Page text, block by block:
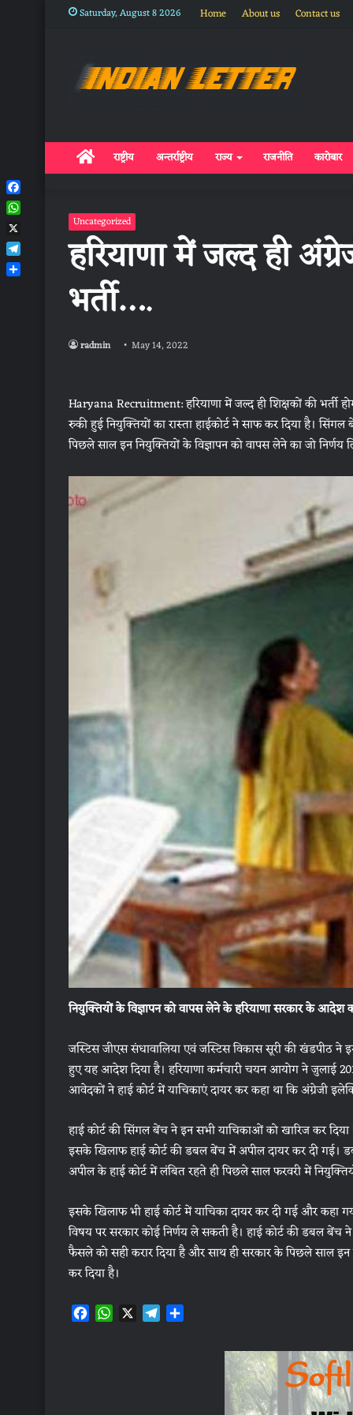
Saturday, August 8 2026 Home About us Contact us
Homeराष्ट्रीय अन्तर्राष्ट्रीय राज्य राजनीति कारोबार
Uncategorized
हरियाणा में जल्‍द ही
भर्ती….
radmin May 14, 2022
Haryana Recruitment: हरियाणा में जल्‍द ही शिक्षकों की भर्ती
रुकी हुई नियुक्तियों का रास्ता हाईकोर्ट ने साफ कर दिया
पिछले साल इन नियुक्तियों के विज्ञापन को वापस लेने का जो निर्णय
नियुक्तियों के विज्ञापन को वापस लेने के हरियाणा सरकार के आदेश
जस्टिस जीएस संधावालिया एवं जस्टिस विकास सूरी की
हुए यह आदेश दिया है। हरियाणा कर्मचारी चयन आयोग ने जुलाई
आवेदकों ने हाई कोर्ट में याचिकाएं दायर कर कहा था कि अंग्रेजी
हाई कोर्ट की सिंगल बेंच ने इन सभी याचिकाओं को खारिज कर
इसके खिलाफ हाई कोर्ट की डबल बेंच में अपील दायर कर दी गई।
अपील के हाई कोर्ट में लंबित रहते ही पिछले साल फरवरी में
इसके खिलाफ भी हाई कोर्ट में याचिका दायर कर दी गई और कहा
विषय पर सरकार कोई निर्णय ले सकती है। हाई कोर्ट की डबल
फैसले को सही करार दिया है और साथ ही सरकार के पिछले साल इन
कर दिया है।
F W X T
Facebook
WhatsApp
X
Telegram